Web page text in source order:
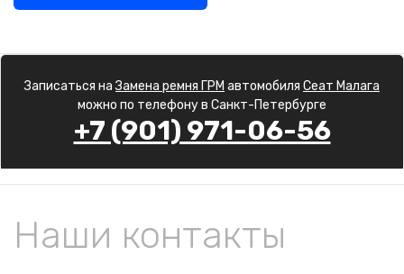
Записаться наЗамена ремня ГРМ автомобиля Сеат Малага
можно по телефону в Санкт-Петербурге
+7 (901) 971-06-56
Наши контакты